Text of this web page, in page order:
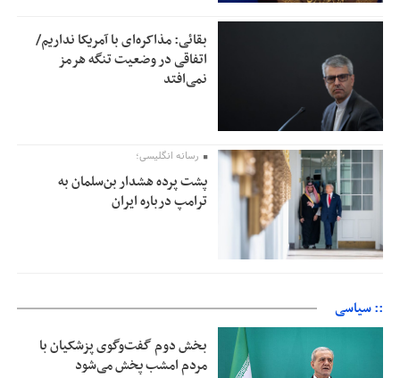
بقائی: مذاکره‌ای با آمریکا نداریم/
اتفاقی در وضعیت تنگه هرمز
نمی‌افتد
رسانه انگلیسی؛
پشت پرده هشدار بن‌سلمان به
ترامپ درباره ایران
:: سیاسی
بخش دوم گفت‌وگوی پزشکیان با
مردم امشب پخش می‌شود